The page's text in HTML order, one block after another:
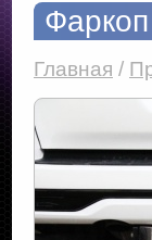
Главная /